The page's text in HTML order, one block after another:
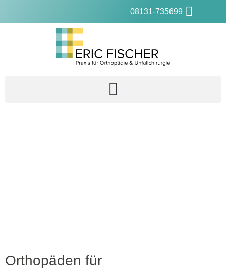
08131-735699
Orthopäden für